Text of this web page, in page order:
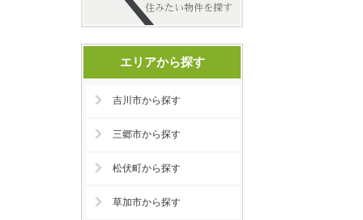
エリアから探す
吉川市から探す
三郷市から探す
松伏町から探す
草加市から探す